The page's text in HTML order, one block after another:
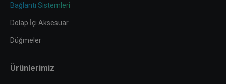
Bağlantı Sistemleri
Dolap İçi Aksesuar
Düğmeler
Ürünlerimiz